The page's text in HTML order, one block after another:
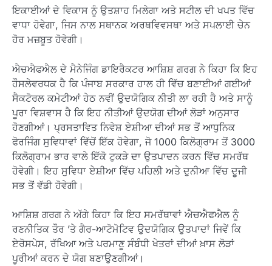
ਇਕਾਈਆਂ ਦੇ ਵਿਕਾਸ ਨੂੰ ਉਤਸ਼ਾਹ ਮਿਲੇਗਾ ਅਤੇ ਸਟੀਲ ਦੀ ਖਪਤ ਵਿੱਚ
ਵਾਧਾ ਹੋਵੇਗਾ, ਜਿਸ ਨਾਲ ਸਥਾਨਕ ਅਰਥਵਿਵਸਥਾ ਅਤੇ ਸਪਲਾਈ ਚੇਨ
ਹੋਰ ਮਜ਼ਬੂਤ ਹੋਵੇਗੀ।
ਐਚਐਫਐਲ ਦੇ ਮੈਨੇਜਿੰਗ ਡਾਇਰੈਕਟਰ ਆਸ਼ਿਸ਼ ਗਰਗ ਨੇ ਕਿਹਾ ਕਿ ਇਹ
ਹੌਸਲੇਵਰਧਕ ਹੈ ਕਿ ਪੰਜਾਬ ਸਰਕਾਰ ਹਾਲ ਹੀ ਵਿੱਚ ਬਣਾਈਆਂ ਗਈਆਂ
ਸੈਕਟੋਰਲ ਕਮੇਟੀਆਂ ਹੇਠ ਨਵੀਂ ਉਦਯੋਗਿਕ ਨੀਤੀ ਲਾ ਰਹੀ ਹੈ ਅਤੇ ਸਾਨੂੰ
ਪੂਰਾ ਵਿਸ਼ਵਾਸ ਹੈ ਕਿ ਇਹ ਨੀਤੀਆਂ ਉਦਯੋਗ ਦੀਆਂ ਲੋੜਾਂ ਅਨੁਸਾਰ
ਹੋਣਗੀਆਂ। ਪ੍ਰਸਤਾਵਿਤ ਨਿਵੇਸ਼ ਏਸ਼ੀਆ ਦੀਆਂ ਸਭ ਤੋਂ ਆਧੁਨਿਕ
ਫੋਰਜਿੰਗ ਸੁਵਿਧਾਵਾਂ ਵਿੱਚੋਂ ਇੱਕ ਹੋਵੇਗਾ, ਜੋ 1000 ਕਿਲੋਗ੍ਰਾਮ ਤੋਂ 3000
ਕਿਲੋਗ੍ਰਾਮ ਭਾਰ ਵਾਲੇ ਇੱਕੋ ਟੁਕੜੇ ਦਾ ਉਤਪਾਦਨ ਕਰਨ ਵਿੱਚ ਸਮਰੱਥ
ਹੋਵੇਗੀ। ਇਹ ਸੁਵਿਧਾ ਏਸ਼ੀਆ ਵਿੱਚ ਪਹਿਲੀ ਅਤੇ ਦੁਨੀਆ ਵਿੱਚ ਦੂਜੀ
ਸਭ ਤੋਂ ਵੱਡੀ ਹੋਵੇਗੀ।
ਆਸ਼ਿਸ਼ ਗਰਗ ਨੇ ਅੱਗੇ ਕਿਹਾ ਕਿ ਇਹ ਸਮਰੱਥਾਵਾਂ ਐਚਐਫਐਲ ਨੂੰ
ਰਣਨੀਤਿਕ ਤੌਰ ’ਤੇ ਗੈਰ-ਆਟੋਮੋਟਿਵ ਉਦਯੋਗਿਕ ਉਤਪਾਦਾਂ ਜਿਵੇਂ ਕਿ
ਏਰੋਸਪੇਸ, ਰੱਖਿਆ ਅਤੇ ਪਰਮਾਣੂ ਸੰਬੰਧੀ ਖੇਤਰਾਂ ਦੀਆਂ ਖ਼ਾਸ ਲੋੜਾਂ
ਪੂਰੀਆਂ ਕਰਨ ਦੇ ਯੋਗ ਬਣਾਉਣਗੀਆਂ।